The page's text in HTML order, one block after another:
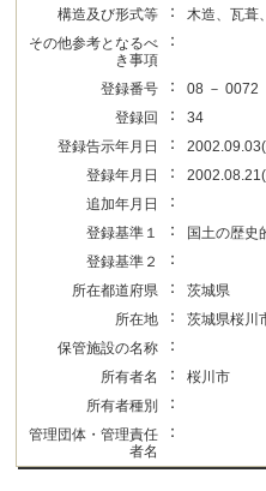
構造及び形式等
：
木造、瓦葺
その他参考となるべ
き事項
：
登録番号 ：
08 － 0072
登録回
：
34
登録告示年月日
：
登録年月日
：
追加年月日
：
登録基準１ ：
国土の歴史
登録基準２
：
所在都道府県 ：
茨城県
所在地
：
茨城県桜川
保管施設の名称
：
所有者名 ：
桜川市
所有者種別
：
管理団体・管理責任
者名
：